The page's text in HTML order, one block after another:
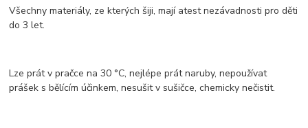
Všechny materiály, ze kterých šiji, mají atest nezávadnosti pro děti
do 3 let.
Lze prát v pračce na 30 °C, nejlépe prát naruby, nepoužívat
prášek s bělícím účinkem, nesušit v sušičce, chemicky nečistit.